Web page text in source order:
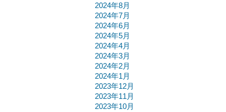
2024年8月
2024年7月
2024年6月
2024年5月
2024年4月
2024年3月
2024年2月
2024年1月
2023年12月
2023年11月
2023年10月